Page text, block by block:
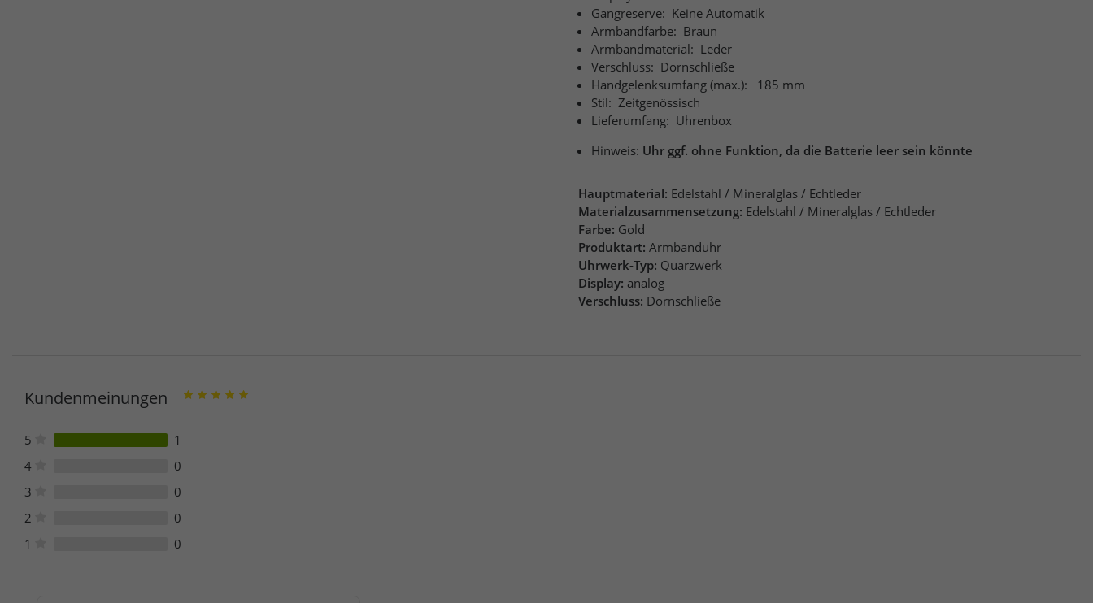
Gangreserve: Keine Automatik
Armbandfarbe: Braun
Armbandmaterial: Leder
Verschluss: Dornschließe
Handgelenksumfang (max.):
185 mm
Stil: Zeitgenössisch
Lieferumfang: Uhrenbox
Hinweis: Uhr ggf. ohne Funktion, da die Batterie leer sein könnte
Hauptmaterial: Edelstahl / Mineralglas / Echtleder
Materialzusammensetzung: Edelstahl / Mineralglas / Echtleder
Farbe: Gold
Produktart: Armbanduhr
Uhrwerk-Typ: Quarzwerk
Display: analog
Verschluss: Dornschließe
Kundenmeinungen
5
1
4
0
3
0
2
0
1
0